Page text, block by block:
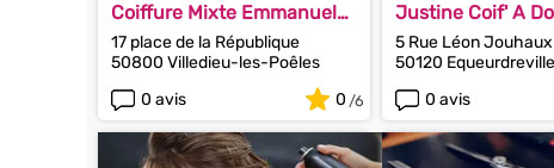
Coiffure Mixte Emmanuel
Herbelin
17 place de la République
50800 Villedieu-les-Poêles
0 avis
0
Justine Coif' A
5 Rue Léon Jouhaux
50120
0 avis